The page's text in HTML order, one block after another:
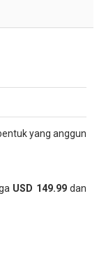
yang anggun
USD 149.99dan